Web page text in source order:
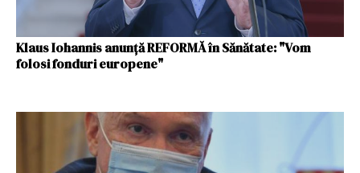
Klaus Iohannis anunță REFORMĂ în Sănătate: "Vom
folosi fonduri europene"